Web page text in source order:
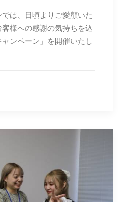
は、日頃よりご愛顧いた
様への感謝の気持ちを込
ンペーン」を開催いたし